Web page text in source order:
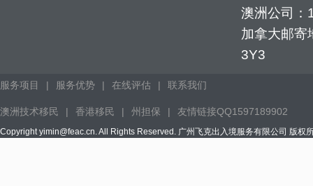
澳洲公司：
加拿大邮寄
3Y3
服务项目 | 服务优势 | 在线评估 | 联系我们
澳洲技术移民 | 香港移民 | 州担保 | 友情链接QQ1597189902
Copyright yimin@feac.cn. All Rights Reserved. 广州飞克出入境服务有限公司 版权